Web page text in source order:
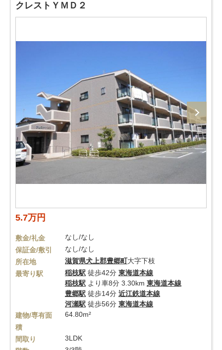
クレストＹＭＤ２
5.7万円
敷金/礼金
なし/なし
保証金/敷引
なし/なし
所在地
滋賀県犬上郡豊郷町大字下枝
最寄り駅
稲枝駅 徒歩42分 東海道本線
稲枝駅 より車8分 3.30km 東海道本線
豊郷駅 徒歩14分 近江鉄道本線
河瀬駅 徒歩56分 東海道本線
建物/専有面
積
64.80m²
間取り
3LDK